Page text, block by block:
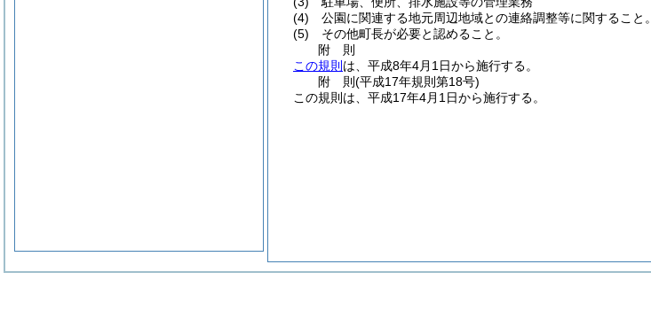
(4)
公園に関連する地元周辺地域との連絡調整等に関すること。
(5)
その他町長が必要と認めること。
附 則
この規則 は、平成8年4月1日から施行する。
附 則(平成17年規則第18号)
この規則は、平成17年4月1日から施行する。